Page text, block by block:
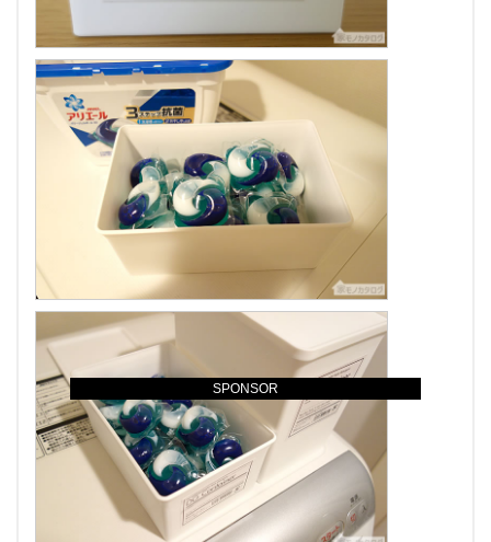
SPONSOR